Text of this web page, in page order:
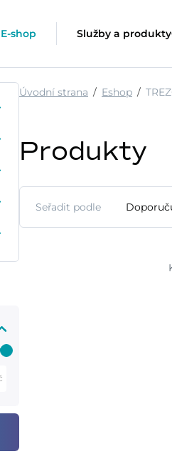
E-shop Služby a produkty
Úvodní strana Eshop
Produkty
Seřadit podle